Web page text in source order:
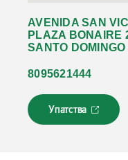
AVENIDA SAN
PLAZA BONAIRE
SANTO DOMINGO
8095621444
Упатства
Л
и